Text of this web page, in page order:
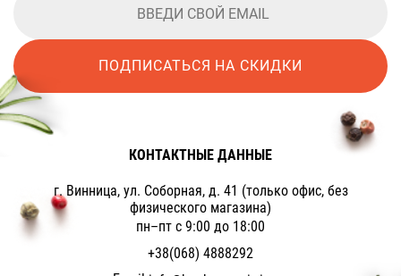
ПОДПИСАТЬСЯ НА СКИДКИ
КОНТАКТНЫЕ ДАННЫЕ
г. Винница, ул. Соборная, д. 41 (только офис, без
физического магазина)
пн–пт с 9:00 до 18:00
+38(068) 4888292